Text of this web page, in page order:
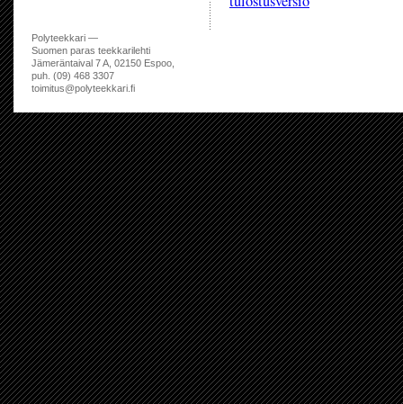
Polyteekkari —
Suomen paras teekkarilehti
Jämeräntaival 7 A, 02150 Espoo,
puh. (09) 468 3307
toimitus@polyteekkari.fi